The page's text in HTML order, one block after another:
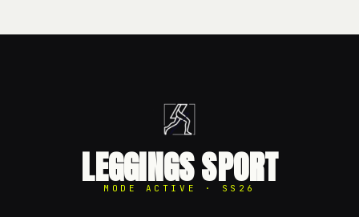
LEGGINGS SPORT
MODE ACTIVE · SS26